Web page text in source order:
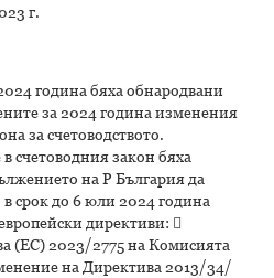
г.
година бяха обнародвани
за 2024 година изменения
за счетоводството.
счетоводния закон бяха
на Р България да
срок до 6 юли 2024 година
директиви: 
(ЕС) 2023/2775 на Комисията
на Директива 2013/34/